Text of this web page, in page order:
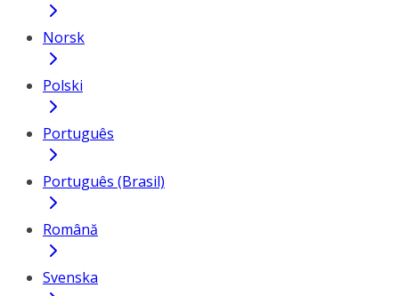
Norsk
Polski
Português
Português (Brasil)
Română
Svenska